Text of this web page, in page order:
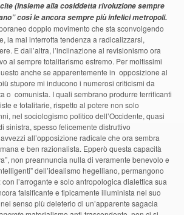
(insieme alla cosiddetta rivoluzione sempre
così le ancora sempre più infelici metropoli.
doppio movimento che sta sconvolgendo
la mai interrotta tendenza a radicalizzarsi,
E dall’altra, l’inclinazione al revisionismo ora
al sempre totalitarismo estremo. Per moltissimi
anche se apparentemente in opposizione al
stupore mi inducono i numerosi criticismi da
o comunista. I quali sembrano produrre terrificanti
e totalitarie, rispetto al potere non solo
nel sociologismo politico dell’Occidente, quasi
sinistra, spesso felicemente distruttivo
all’opposizione radicale che ora sembra
e ben razionalista. Epperò questa capacità
non preannuncia nulla di veramente benevolo e
dell’idealismo hegelliano, permangono
l’arrogante e solo antropologica dialettica sua
falsificante e tipicamente illuminista nel suo
senso più deleterio di un’apparente sagacia